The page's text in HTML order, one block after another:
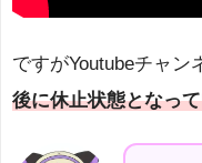
ですがYoutubeチャン
後に休止状態となっ